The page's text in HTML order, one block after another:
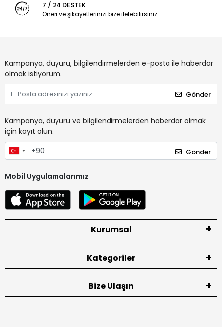
7 / 24 DESTEK
Öneri ve şikayetlerinizi bize iletebilirsiniz.
Kampanya, duyuru, bilgilendirmelerden e-posta ile haberdar
olmak istiyorum.
Gönder
Kampanya, duyuru ve bilgilendirmelerden haberdar olmak
için kayıt olun.
Gönder
Mobil Uygulamalarımız
Kurumsal
Kategoriler
Bize Ulaşın